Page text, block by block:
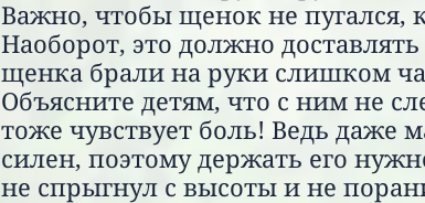
Важно, чтобы щенок не пугался,
Наоборот, это должно
щенка брали на руки слишком
Объясните детям, что с ним не
тоже чувствует боль! Ведь
силен, поэтому держать его
не спрыгнул с высоты и не